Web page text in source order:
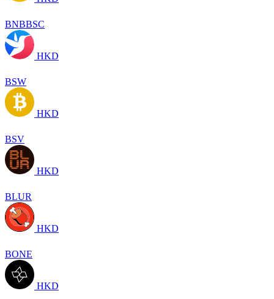
BNBBSC
HKD
BSW
HKD
BSV
HKD
BLUR
HKD
BONE
HKD